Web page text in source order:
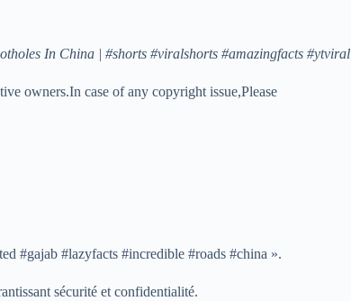
In China | #shorts #viralshorts #amazingfacts #ytviral
owners.In case of any copyright issue,Please
#gajab #lazyfacts #incredible #roads #china ».
sécurité et confidentialité.